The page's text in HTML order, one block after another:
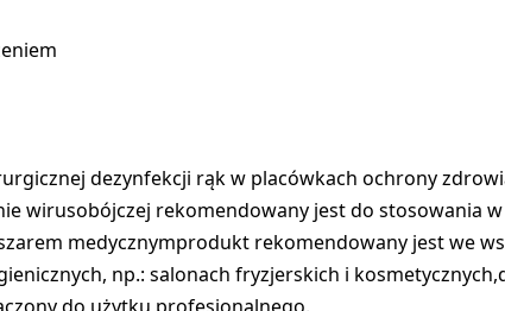
dezynfekcji rąk w placówkach ochrony
wirusobójczej rekomendowany jest do stosowania
medycznymprodukt rekomendowany jest we
np.: salonach fryzjerskich i